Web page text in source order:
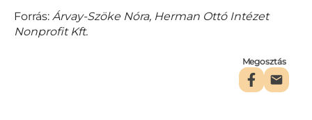
Forrás: Árvay-Szöke Nóra, Herman Ottó Intézet
Nonprofit Kft.
Megosztás